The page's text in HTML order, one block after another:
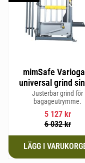
mimSafe
universal grind
Justerbar grind för
bagageutrymme.
5 127kr
6 032kr